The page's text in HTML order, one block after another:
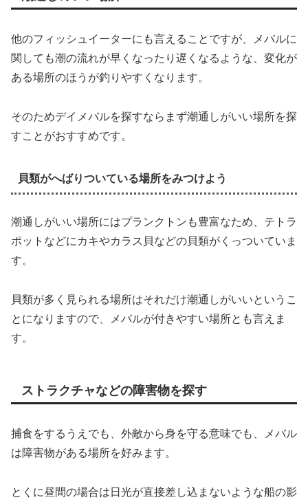
他のフィッシュイーターにも言えることですが、メバルに
関しても潮の流れが早くなったり遅くなるような、変化が
ある場所のほうが釣りやすくなります。
そのためデイメバルを探すならまず潮通しがいい場所を探
すことがおすすめです。
貝類がへばりついている場所をみつけよう
潮通しがいい場所にはプランクトンも豊富なため、テトラ
ポットなどにカキやカラス貝などの貝類がくっついていま
す。
貝類が多く見られる場所はそれだけ潮通しがいいというこ
とになりますので、メバルが付きやすい場所とも言えま
す。
ストラクチャなどの障害物を探す
捕食をするうえでも、外敵から身を守る意味でも、メバル
は障害物がある場所を好みます。
とくに昼間の場合は日光が直接差し込まないような船の影